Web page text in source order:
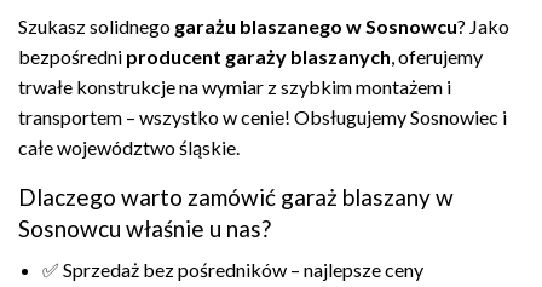
Szukasz solidnego garażu blaszanego w Sosnowcu? Jako
bezpośredni producent garaży blaszanych, oferujemy
trwałe konstrukcje na wymiar z szybkim montażem i
transportem – wszystko w cenie! Obsługujemy Sosnowiec i
całe województwo śląskie.
Dlaczego warto zamówić garaż blaszany w
Sosnowcu właśnie u nas?
✅ Sprzedaż bez pośredników – najlepsze ceny